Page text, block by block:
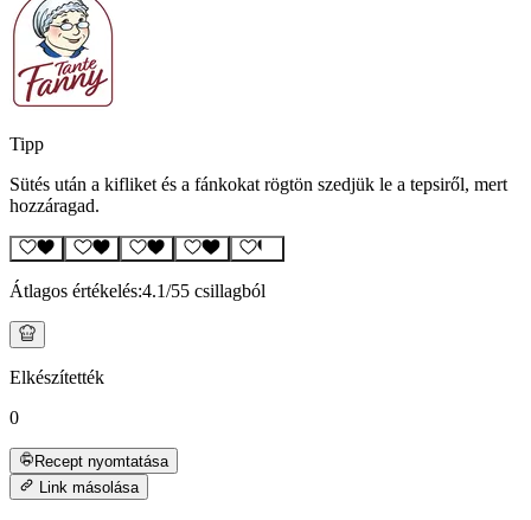
Tipp
Sütés után a kifliket és a fánkokat rögtön szedjük le a tepsiről, mert
hozzáragad.
Átlagos értékelés:4.1/55 csillagból
Elkészítették
0
Recept nyomtatása
Link másolása